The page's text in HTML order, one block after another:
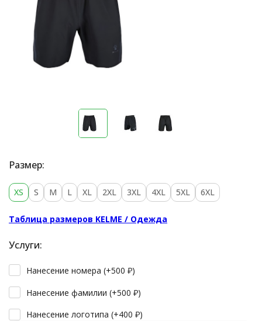
Размер:
XS S M L XL 2XL 3XL 4XL 5XL 6XL
Таблица размеров KELME / Одежда
Услуги:
Нанесение номера (+500 ₽)
Нанесение фамилии (+500 ₽)
Нанесение логотипа (+400 ₽)